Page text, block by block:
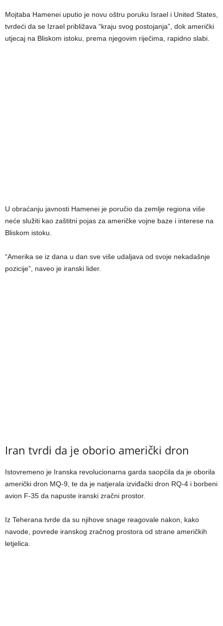
Mojtaba Hamenei uputio je novu oštru poruku Israel i United States,
tvrdeći da se Izrael približava “kraju svog postojanja”, dok američki
utjecaj na Bliskom istoku, prema njegovim riječima, rapidno slabi.
U obraćanju javnosti Hamenei je poručio da zemlje regiona više
neće služiti kao zaštitni pojas za američke vojne baze i interese na
Bliskom istoku.
“Amerika se iz dana u dan sve više udaljava od svoje nekadašnje
pozicije”, naveo je iranski lider.
Iran tvrdi da je oborio američki dron
Istovremeno je Iranska revolucionarna garda saopćila da je oborila
američki dron MQ-9, te da je natjerala izviđački dron RQ-4 i borbeni
avion F-35 da napuste iranski zračni prostor.
Iz Teherana tvrde da su njihove snage reagovale nakon, kako
navode, povrede iranskog zračnog prostora od strane američkih
letjelica.